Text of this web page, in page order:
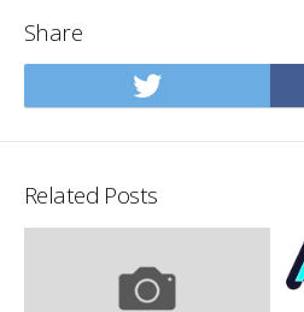
Share
Share
on
Related Posts